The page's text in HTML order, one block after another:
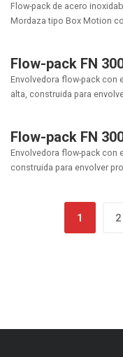
Flow-pack de acero
Mordaza tipo Box Motion
Flow-pack FN
Envolvedora flow-pack con
alta, construida para
Flow-pack FN
Envolvedora flow-pack con
construida para envolver
1 2